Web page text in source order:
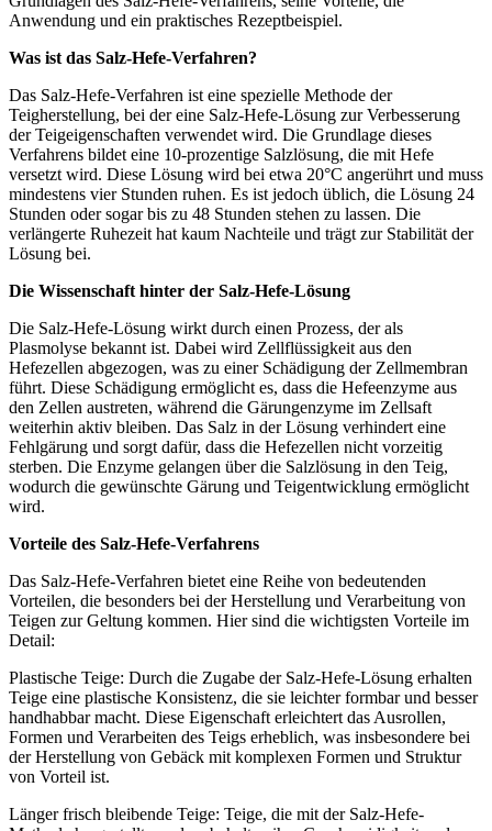
Anwendung und ein praktisches Rezeptbeispiel.
Was ist das Salz-Hefe-Verfahren?
Das Salz-Hefe-Verfahren ist eine spezielle Methode der
Teigherstellung, bei der eine Salz-Hefe-Lösung zur Verbesserung
der Teigeigenschaften verwendet wird. Die Grundlage dieses
Verfahrens bildet eine 10-prozentige Salzlösung, die mit Hefe
versetzt wird. Diese Lösung wird bei etwa 20°C angerührt und muss
mindestens vier Stunden ruhen. Es ist jedoch üblich, die Lösung 24
Stunden oder sogar bis zu 48 Stunden stehen zu lassen. Die
verlängerte Ruhezeit hat kaum Nachteile und trägt zur Stabilität der
Lösung bei.
Die Wissenschaft hinter der Salz-Hefe-Lösung
Die Salz-Hefe-Lösung wirkt durch einen Prozess, der als
Plasmolyse bekannt ist. Dabei wird Zellflüssigkeit aus den
Hefezellen abgezogen, was zu einer Schädigung der Zellmembran
führt. Diese Schädigung ermöglicht es, dass die Hefeenzyme aus
den Zellen austreten, während die Gärungenzyme im Zellsaft
weiterhin aktiv bleiben. Das Salz in der Lösung verhindert eine
Fehlgärung und sorgt dafür, dass die Hefezellen nicht vorzeitig
sterben. Die Enzyme gelangen über die Salzlösung in den Teig,
wodurch die gewünschte Gärung und Teigentwicklung ermöglicht
wird.
Vorteile des Salz-Hefe-Verfahrens
Das Salz-Hefe-Verfahren bietet eine Reihe von bedeutenden
Vorteilen, die besonders bei der Herstellung und Verarbeitung von
Teigen zur Geltung kommen. Hier sind die wichtigsten Vorteile im
Detail:
Plastische Teige: Durch die Zugabe der Salz-Hefe-Lösung erhalten
Teige eine plastische Konsistenz, die sie leichter formbar und besser
handhabbar macht. Diese Eigenschaft erleichtert das Ausrollen,
Formen und Verarbeiten des Teigs erheblich, was insbesondere bei
der Herstellung von Gebäck mit komplexen Formen und Struktur
von Vorteil ist.
Länger frisch bleibende Teige: Teige, die mit der Salz-Hefe-